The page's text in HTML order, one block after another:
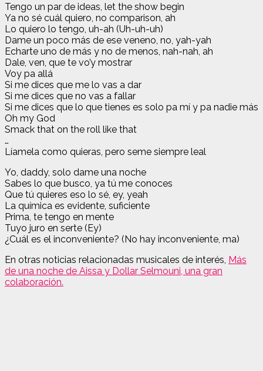
Tengo un par de ideas, let the show begin
Ya no sé cuál quiero, no comparison, ah
Lo quiero lo tengo, uh-ah (Uh-uh-uh)
Dame un poco más de ese veneno, no, yah-yah
Echarte uno de más y no de menos, nah-nah, ah
Dale, ven, que te vo’y mostrar
Voy pa allá
Si me dices que me lo vas a dar
Si me dices que no vas a fallar
Si me dices que lo que tienes es solo pa mí y pa nadie más
Oh my God
Smack that on the roll like that
…
Líamela como quieras, pero seme siempre leal
Yo, daddy, solo dame una noche
Sabes lo que busco, ya tú me conoces
Que tú quieres eso lo sé, ey, yeah
La química es evidente, suficiente
Prima, te tengo en mente
Tuyo juro en serte (Ey)
¿Cuál es el inconveniente? (No hay inconveniente, ma)
En otras noticias relacionadas musicales de interés, Más
de una noche de Aissa y Dollar Selmouni, una gran
colaboración.